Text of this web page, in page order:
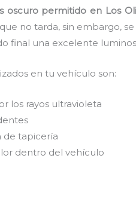
oscuro permitido en Los
no tarda, sin embargo,
final una excelente
en tu vehículo son:
los rayos ultravioleta
de tapicería
dentro del vehículo